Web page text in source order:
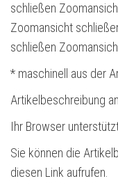
schließen
Zoomansicht
schließen
* maschinell aus der
Artikelbeschreibung
Ihr Browser
Sie können die
diesen Link aufrufen.